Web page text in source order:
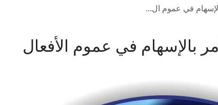
في عموم ال...
بالإسهام في عموم الأفعال